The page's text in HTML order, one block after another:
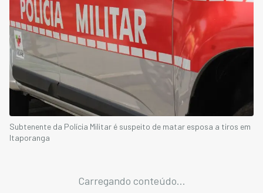
Subtenente da Polícia Militar é suspeito de matar esposa a tiros em
Itaporanga
Carregando conteúdo...